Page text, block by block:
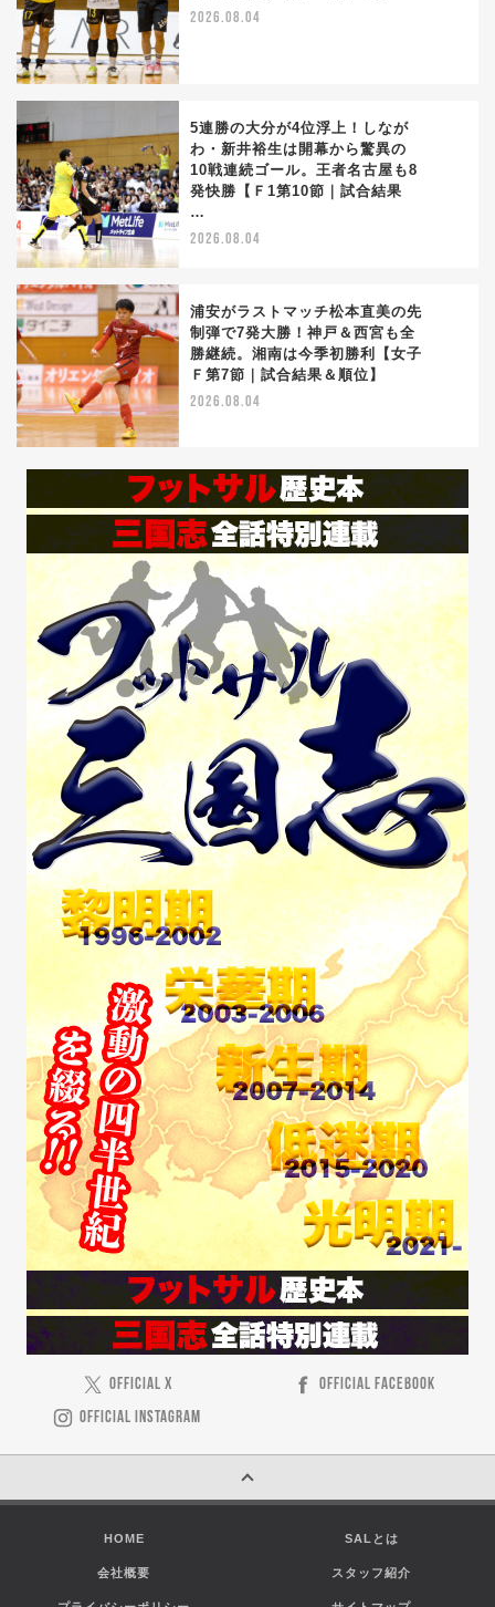
2026.08.04
5連勝の大分が4位浮上！しなが
わ・新井裕生は開幕から驚異の
10戦連続ゴール。王者名古屋も8
発快勝【Ｆ1第10節｜試合結果
…
2026.08.04
浦安がラストマッチ松本直美の先
制弾で7発大勝！神戸＆西宮も全
勝継続。湘南は今季初勝利【女子
Ｆ第7節｜試合結果＆順位】
2026.08.04
OFFICIAL X
OFFICIAL FACEBOOK
OFFICIAL INSTAGRAM
HOME SALとは
会社概要 スタッフ紹介